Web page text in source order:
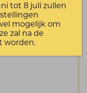
Golfsok
tot 8 juli zullen
mogelijk om
zal na de
worden.